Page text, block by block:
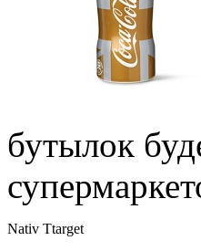
бутылок
Nativ Ttarget